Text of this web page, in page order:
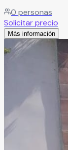
0 personas
Solicitar precio
Más información